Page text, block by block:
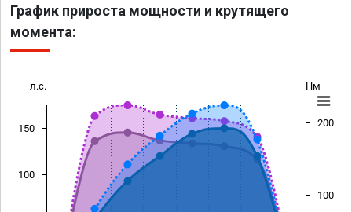
График прироста мощности и крутящего
момента:
л.с. Нм
100
150
100
200